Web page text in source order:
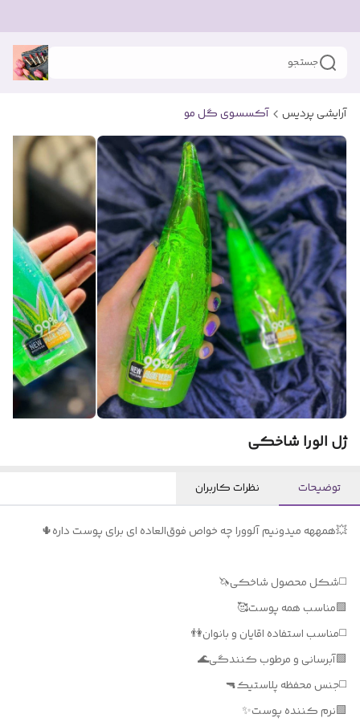
جستجو
آرایشی پردیس آکسسوی گل مو
ژل الورا شاخکی
توضیحات نظرات کاربران
💥همههه میدونیم آلوورا چه خواص فوق‌العاده ای برای پوست داره🌵
◻️شکل محصول شاخکی🦄
🟩مناسب همه پوست🥰
◻️مناسب استفاده اقایان و بانوان👫
🟩آبرسانی و مرطوب کنندگی🌊
◻️جنس محفظه پلاستیک🔫
🟩نرم کننده پوست✨️